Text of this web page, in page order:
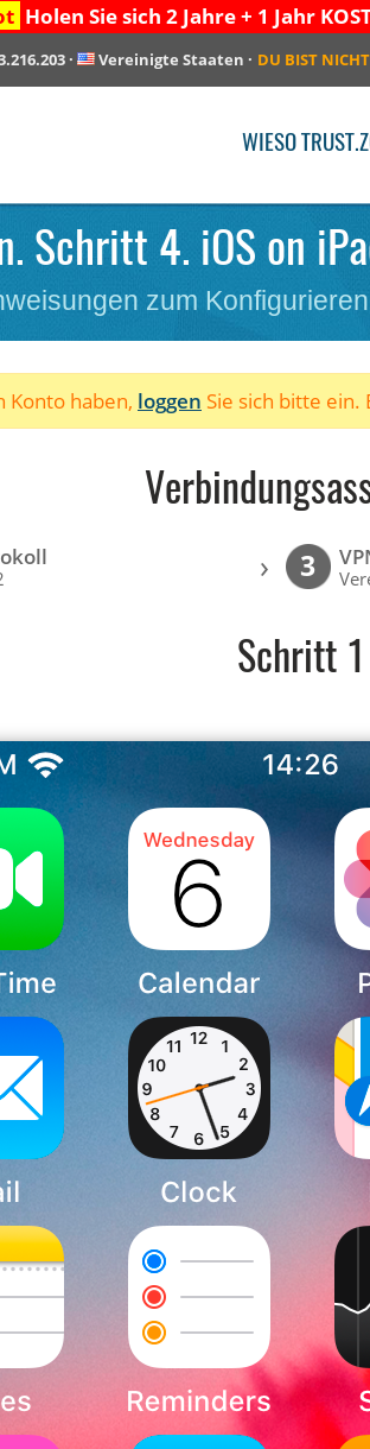
Holen Sie sich 2 Jahre + 1 Jahr
· Vereinigte Staaten · DU BIST
WIESO
Schritt 4. iOS on
zum
Konto haben, loggen Sie sich bitte ein.
› 3
Schritt 1